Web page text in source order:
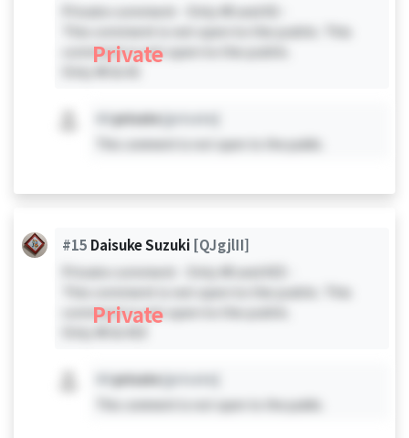
Private comment - Only #0 and #2 -
This comment is not open to the public. This
comment is not open to the public.
Private
private [private]
This comment is not open to the public.
#15 Daisuke Suzuki [QJgjlII]
Private comment - Only #0 and #15 -
This comment is not open to the public. This
comment is not open to the public.
Private
private [private]
This comment is not open to the public.